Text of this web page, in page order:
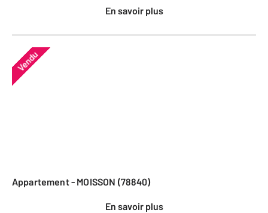
En savoir plus
Vendu
Appartement - MOISSON (78840)
En savoir plus